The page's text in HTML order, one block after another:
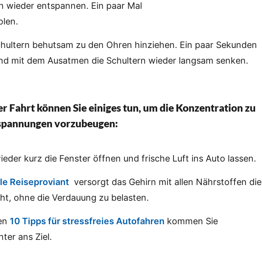
wieder entspannen. Ein paar Mal
behutsam zu den Ohren hinziehen. Ein paar Sekunden
mit dem Ausatmen die Schultern wieder langsam senken.
Fahrt können Sie einiges tun, um die Konzentration zu
vorzubeugen:
kurz die Fenster öffnen und frische Luft ins Auto lassen.
Reiseproviant versorgt das Gehirn mit allen Nährstoffen die
ohne die Verdauung zu belasten.
10 Tipps für stressfreies Autofahren kommen Sie
ans Ziel.